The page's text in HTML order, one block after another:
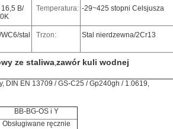
B/
Temperatura: -29~425 stopni Celsjusza
stal
Trzon: Stal nierdzewna/2Cr13
ze staliwa,zawór kuli wodnej
DIN EN 13709 / GS-C25 / Gp240gh / 1.0619,
BB-BG-OS i Y
Obsługiwane ręcznie